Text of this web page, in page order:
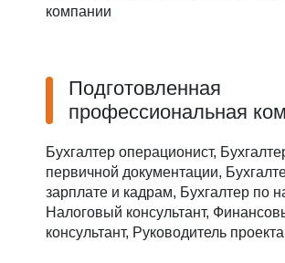
компании
Подготовленная
профессиональная
Бухгалтер операционист,
первичной документации,
зарплате и кадрам, Бухгалтер по
Налоговый консультант,
консультант, Руководитель проекта